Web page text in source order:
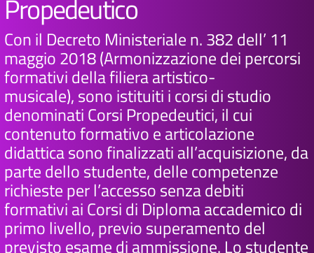
Propedeutico
Con il Decreto Ministeriale n. 382 dell’ 11
maggio 2018 (Armonizzazione dei percorsi
formativi della filiera artistico-
musicale), sono istituiti i corsi di studio
denominati Corsi Propedeutici, il cui
contenuto formativo e articolazione
didattica sono finalizzati all’acquisizione, da
parte dello studente, delle competenze
richieste per l’accesso senza debiti
formativi ai Corsi di Diploma accademico di
primo livello, previo superamento del
previsto esame di ammissione. Lo studente